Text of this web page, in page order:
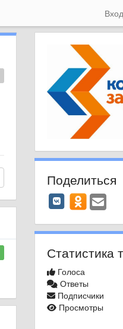
Поделиться
Статистика
Голоса
Ответы
Подписчики
Просмотры